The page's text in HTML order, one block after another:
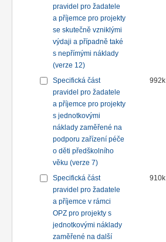
pravidel pro žadatele
a příjemce pro projekty
se skutečně vzniklými
výdaji a případně také
s nepřímými náklady
(verze 12)
Specifická část
pravidel pro žadatele
a příjemce pro projekty
s jednotkovými
náklady zaměřené na
podporu zařízení péče
o děti předškolního
věku (verze 7)
992k
Specifická část
pravidel pro žadatele
a příjemce v rámci
OPZ pro projekty s
jednotkovými náklady
zaměřené na další
910k